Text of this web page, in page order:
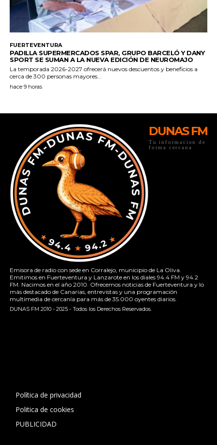
DUNAS FM
Tu informacion de
forma cercana
Emisora de radio con sede en Corralejo, municipio de La Oliva.
Emitimos en Fuerteventura y Lanzarote en los diales 94.4 FM y 94.2
FM. Nacimos en el año 2010. Ofrecemos noticias de Fuerteventura y lo
más destacado de Canarias, entrevistas y una programación
multimedia de cercanía para más de 35.000 oyentes diarios.
DUNAS FM 2010 - 2025 - Todos los Derechos Reservados.
Política de privacidad
Politica de cookies
PUBLICIDAD